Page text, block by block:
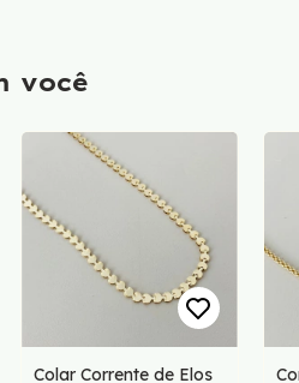
você
Colar Corrente de Elos